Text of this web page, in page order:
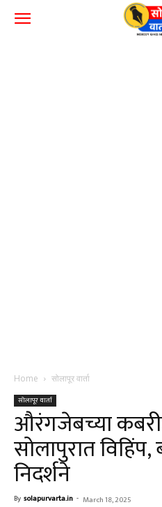
Home सोलापूर वार्ता
सोलापूर वार्ता
औरंगजेबच्या
सोलापुरात
निदर्शने
By solapurvarta.in - March 18, 2025